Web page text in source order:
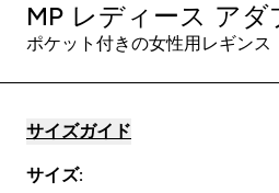
MP レディース アダ
ポケット付きの女性用レギンス
サイズガイド
サイズ: